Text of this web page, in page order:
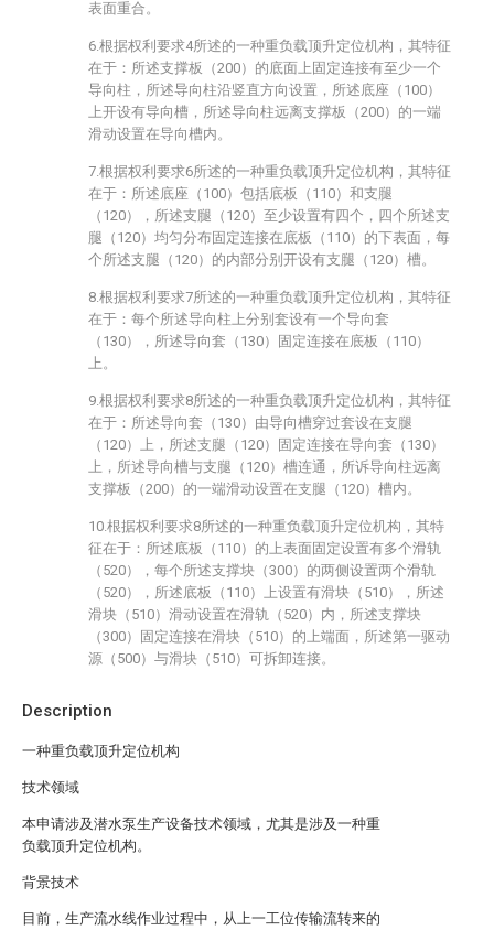
Description
一种重负载顶升定位机构
技术领域
本申请涉及潜水泵生产设备技术领域，尤其是涉及一种重
负载顶升定位机构。
背景技术
目前，生产流水线作业过程中，从上一工位传输流转来的
表面重合。
6.根据权利要求4所述的一种重负载顶升定位机构，其特征
在于：所述支撑板（200）的底面上固定连接有至少一个
导向柱，所述导向柱沿竖直方向设置，所述底座（100）
上开设有导向槽，所述导向柱远离支撑板（200）的一端
滑动设置在导向槽内。
7.根据权利要求6所述的一种重负载顶升定位机构，其特征
在于：所述底座（100）包括底板（110）和支腿
（120），所述支腿（120）至少设置有四个，四个所述支
腿（120）均匀分布固定连接在底板（110）的下表面，每
个所述支腿（120）的内部分别开设有支腿（120）槽。
8.根据权利要求7所述的一种重负载顶升定位机构，其特征
在于：每个所述导向柱上分别套设有一个导向套
（130），所述导向套（130）固定连接在底板（110）
上。
9.根据权利要求8所述的一种重负载顶升定位机构，其特征
在于：所述导向套（130）由导向槽穿过套设在支腿
（120）上，所述支腿（120）固定连接在导向套（130）
上，所述导向槽与支腿（120）槽连通，所诉导向柱远离
支撑板（200）的一端滑动设置在支腿（120）槽内。
10.根据权利要求8所述的一种重负载顶升定位机构，其特
征在于：所述底板（110）的上表面固定设置有多个滑轨
（520），每个所述支撑块（300）的两侧设置两个滑轨
（520），所述底板（110）上设置有滑块（510），所述
滑块（510）滑动设置在滑轨（520）内，所述支撑块
（300）固定连接在滑块（510）的上端面，所述第一驱动
源（500）与滑块（510）可拆卸连接。